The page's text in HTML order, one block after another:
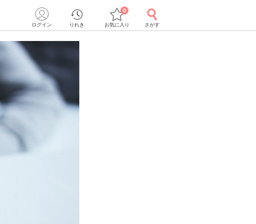
ログイン りれき お気に入り
0
さがす